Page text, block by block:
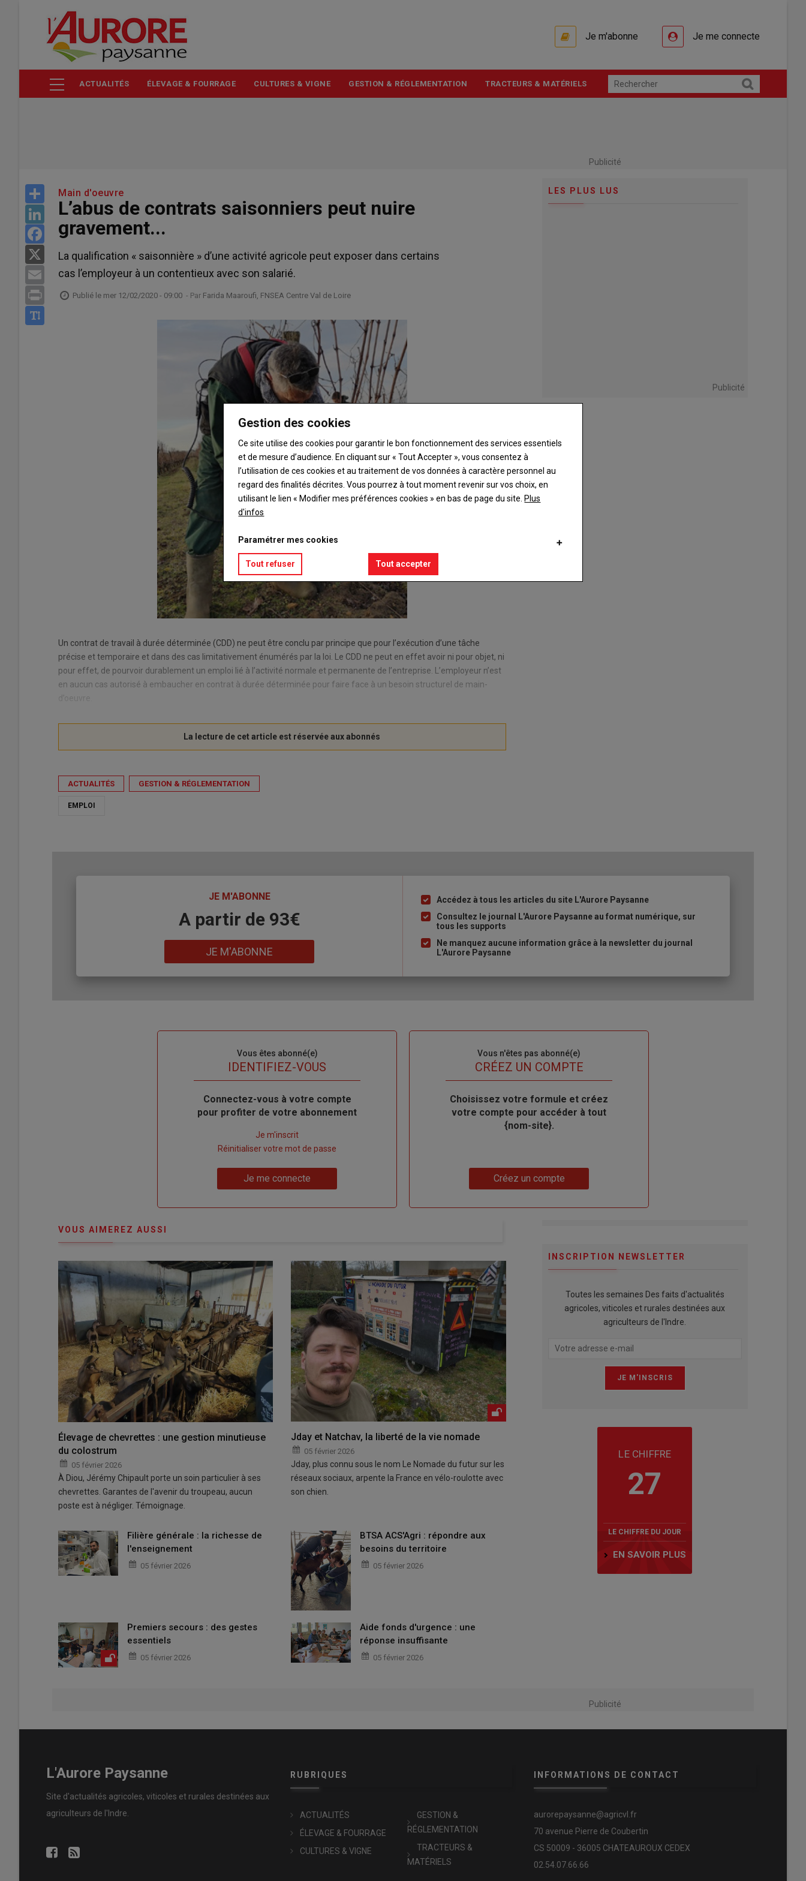
contenu
Je m'abonne Je me connecte
ACTUALITÉS ÉLEVAGE & FOURRAGE CULTURES & VIGNE GESTION & RÉGLEMENTATION TRACTEURS & MATÉRIELS
Publicité
Share
LinkedIn
Facebook
Email
Print
Main d'oeuvre
L’abus de contrats saisonniers peut nuire
gravement...
La qualification « saisonnière » d’une activité agricole peut exposer dans certains
cas l’employeur à un contentieux avec son salarié.
Publié le mer 12/02/2020 - 09:00 - Par Farida Maaroufi, FNSEA Centre Val de Loire
Un contrat de travail à durée déterminée (CDD) ne peut être conclu par principe que pour l’exécution d’une tâche
précise et temporaire et dans des cas limitativement énumérés par la loi. Le CDD ne peut en effet avoir ni pour objet, ni
pour effet, de pourvoir durablement un emploi lié à l’activité normale et permanente de l’entreprise. L’employeur n’est
en aucun cas autorisé à embaucher en contrat à durée déterminée pour faire face à un besoin structurel de main-
d’oeuvre.
ACTUALITÉS GESTION & RÉGLEMENTATION
EMPLOI
LES PLUS LUS
Publicité
JE M'ABONNE
A partir de 93€
JE M'ABONNE
Liste
à
puce
Accédez à tous les articles du site L'Aurore Paysanne
Consultez le journal L'Aurore Paysanne au format numérique, sur
tous les supports
Ne manquez aucune information grâce à la newsletter du journal
L'Aurore Paysanne
Vous êtes abonné(e)
IDENTIFIEZ-VOUS
Body
Connectez-vous à votre compte
pour profiter de votre abonnement
compte"
Je m'inscrit
Réinitialiser votre mot de passe
Je me connecte
Vous n'êtes pas abonné(e)
TITRECRÉEZ UN COMPTE
Body
Choisissez votre formule et créez
votre compte pour accéder à tout
{nom-site}.
Créez un compte
VOUS AIMEREZ AUSSI
Élevage de chevrettes : une gestion minutieuse
du colostrum
05 février 2026
À Diou, Jérémy Chipault porte un soin particulier à ses
chevrettes. Garantes de l'avenir du troupeau, aucun
poste est à négliger. Témoignage.
Jday et Natchav, la liberté de la vie nomade
05 février 2026
Jday, plus connu sous le nom Le Nomade du futur sur les
réseaux sociaux, arpente la France en vélo-roulotte avec
son chien.
Filière générale : la richesse de
l'enseignement
05 février 2026
BTSA ACS'Agri : répondre aux
besoins du territoire
05 février 2026
Premiers secours : des gestes
essentiels
05 février 2026
Aide fonds d'urgence : une
réponse insuffisante
05 février 2026
INSCRIPTION NEWSLETTER
Toutes les semaines Des faits d'actualités
agricoles, viticoles et rurales destinées aux
agriculteurs de l'Indre.
LE CHIFFRE
27
LE CHIFFRE DU JOUR
EN SAVOIR PLUS
Publicité
L'Aurore Paysanne
Site d'actualités agricoles, viticoles et rurales destinées aux
agriculteurs de l'Indre.
RUBRIQUES
ACTUALITÉS
ÉLEVAGE & FOURRAGE
CULTURES & VIGNE
GESTION &
RÉGLEMENTATION
TRACTEURS &
MATÉRIELS
INFORMATIONS DE CONTACT
aurorepaysanne@agricvl.fr
70 avenue Pierre de Coubertin
CS 50009 - 36005 CHATEAUROUX CEDEX
02.54.07.66.66
Gestion des cookies
Ce site utilise des cookies pour garantir le bon fonctionnement des services essentiels
et de mesure d’audience. En cliquant sur « Tout Accepter », vous consentez à
l’utilisation de ces cookies et au traitement de vos données à caractère personnel au
regard des finalités décrites. Vous pourrez à tout moment revenir sur vos choix, en
utilisant le lien « Modifier mes préférences cookies » en bas de page du site. Plus
d'infos
Paramétrer mes cookies
Tout refuser Tout accepter